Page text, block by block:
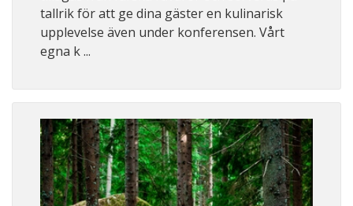
tallrik för att ge dina gäster en kulinarisk
upplevelse även under konferensen. Vårt
egna k ...